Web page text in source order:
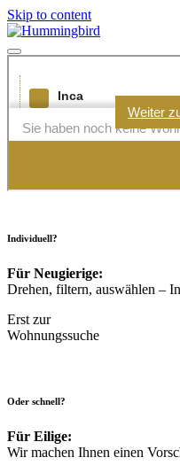
Skip to content
Individuell?
Für Neugierige:
Drehen, filtern, auswählen –
Erst zur
Wohnungssuche
Oder schnell?
Für Eilige:
Wir machen Ihnen einen